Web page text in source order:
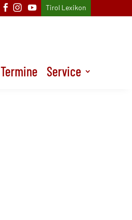
Tirol Lexikon
Termine Service